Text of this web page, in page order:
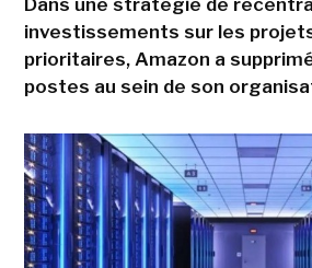
Dans une stratégie de
investissements sur les
prioritaires, Amazon a
postes au sein de son